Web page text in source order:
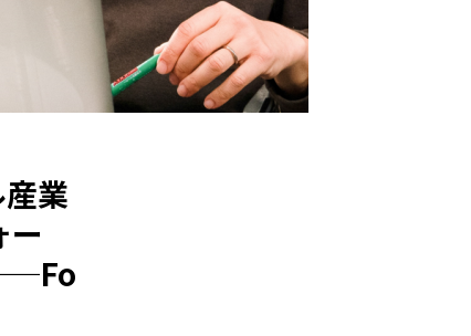
業
ー